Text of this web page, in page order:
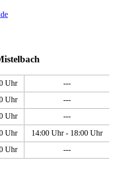
Uhr
---
Uhr
---
Uhr
---
Uhr
14:00 Uhr - 18:00 Uhr
Uhr
---